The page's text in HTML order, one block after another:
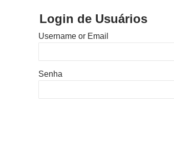
Login de Usuários
Username or Email
Senha